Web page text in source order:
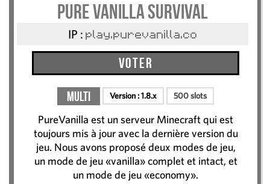
Pure Vanilla Survival
IP : play.purevanilla.co
Voter
Multi Version :1.8.x 500 slots
PureVanilla est un serveur Minecraft qui est
toujours mis à jour avec la dernière version du
jeu. Nous avons proposé deux modes de jeu,
un mode de jeu «vanilla» complet et intact, et
un mode de jeu «economy».